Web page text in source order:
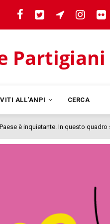
ALL'ANPI CERCA
quadro si colloca la morte di